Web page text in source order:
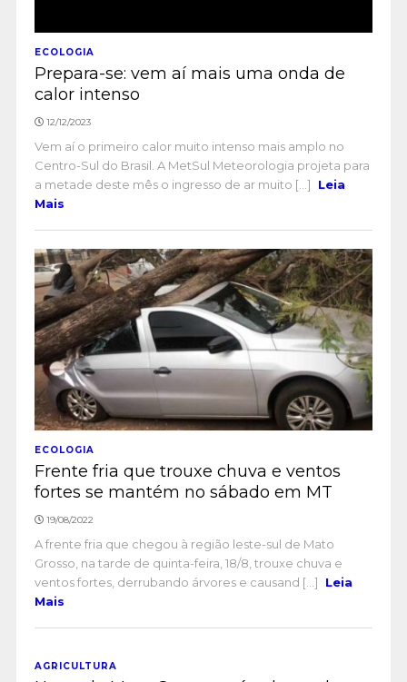
ECOLOGIA
Prepara-se: vem aí mais uma onda de
calor intenso
12/12/2023
Vem aí o primeiro calor muito intenso mais amplo no
Centro-Sul do Brasil. A MetSul Meteorologia projeta para
a metade deste mês o ingresso de ar muito [...]
Leia
Mais
ECOLOGIA
Frente fria que trouxe chuva e ventos
fortes se mantém no sábado em MT
19/08/2022
A frente fria que chegou à região leste-sul de Mato
Grosso, na tarde de quinta-feira, 18/8, trouxe chuva e
ventos fortes, derrubando árvores e causand [...]
Leia
Mais
AGRICULTURA